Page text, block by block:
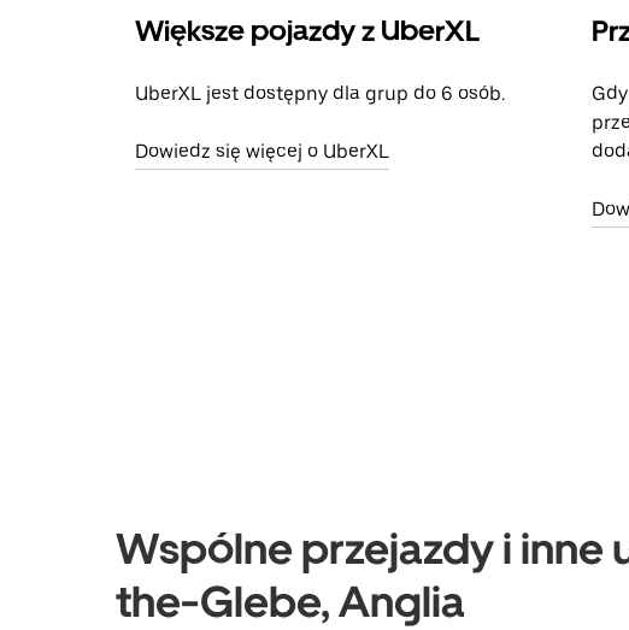
Większe pojazdy z UberXL
UberXL jest dostępny dla grup do 6 osób.
Dowiedz się więcej o UberXL
Wspólne przejazdy i inne
the-Glebe, Anglia